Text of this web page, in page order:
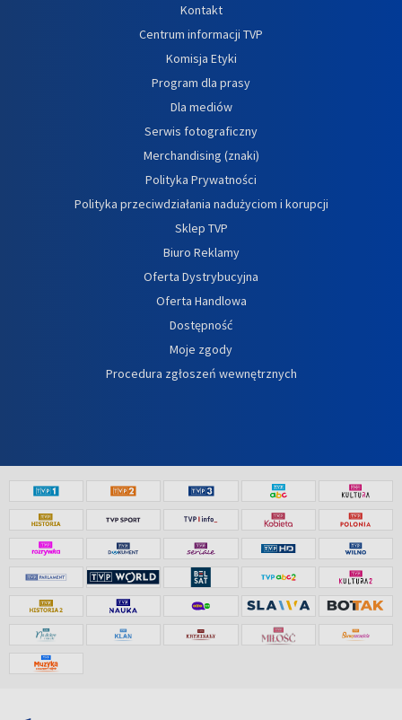
Kontakt
Centrum informacji TVP
Komisja Etyki
Program dla prasy
Dla mediów
Serwis fotograficzny
Merchandising (znaki)
Polityka Prywatności
Polityka przeciwdziałania nadużyciom i korupcji
Sklep TVP
Biuro Reklamy
Oferta Dystrybucyjna
Oferta Handlowa
Dostępność
Moje zgody
Procedura zgłoszeń wewnętrznych